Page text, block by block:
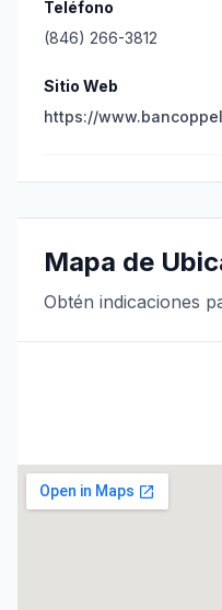
Teléfono
(846) 266-3812
Sitio Web
https://
Mapa de
Obtén indicaciones